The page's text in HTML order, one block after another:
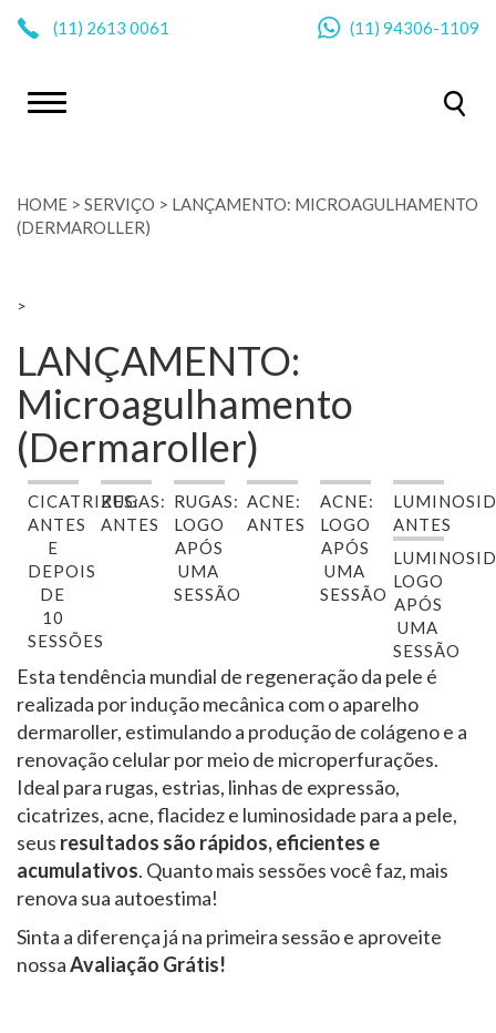
(11) 2613 0061 (11) 94306-1109
HOME > SERVIÇO > LANÇAMENTO: MICROAGULHAMENTO
(DERMAROLLER)
>
LANÇAMENTO:
Microagulhamento
(Dermaroller)
CICATRIZES:
ANTES
E
DEPOIS
DE
10
SESSÕES
RUGAS:
ANTES
RUGAS:
LOGO
APÓS
UMA
SESSÃO
ACNE:
ANTES
ACNE:
LOGO
APÓS
UMA
SESSÃO
ANTES
LOGO
APÓS
UMA
SESSÃO
Esta tendência mundial de regeneração da pele é
realizada por indução mecânica com o aparelho
dermaroller, estimulando a produção de colágeno e a
renovação celular por meio de microperfurações.
Ideal para rugas, estrias, linhas de expressão,
cicatrizes, acne, flacidez e luminosidade para a pele,
seus resultados são rápidos, eficientes e
acumulativos. Quanto mais sessões você faz, mais
renova sua autoestima!
Sinta a diferença já na primeira sessão e aproveite
nossaAvaliação Grátis!